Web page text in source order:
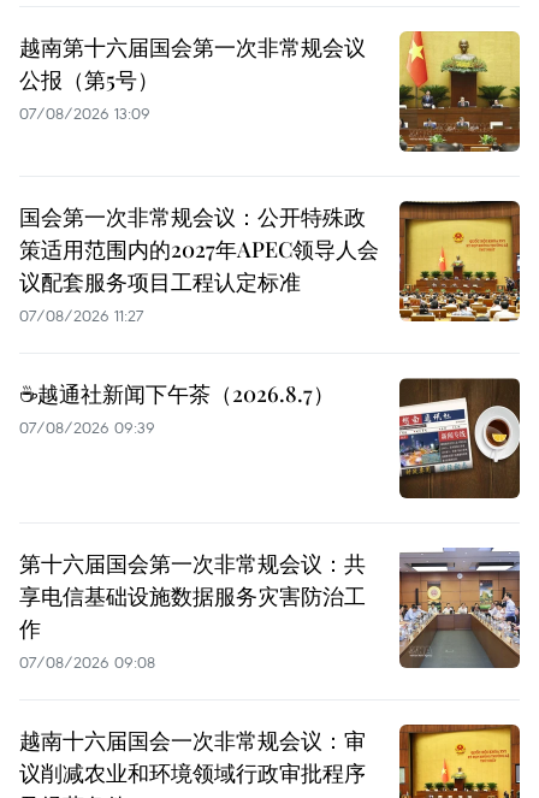
越南第十六届国会第一次非常规会议
公报（第5号）
07/08/2026 13:09
国会第一次非常规会议：公开特殊政
策适用范围内的2027年APEC领导人会
议配套服务项目工程认定标准
07/08/2026 11:27
☕️越通社新闻下午茶（2026.8.7）
07/08/2026 09:39
第十六届国会第一次非常规会议：共
享电信基础设施数据服务灾害防治工
作
07/08/2026 09:08
越南十六届国会一次非常规会议：审
议削减农业和环境领域行政审批程序